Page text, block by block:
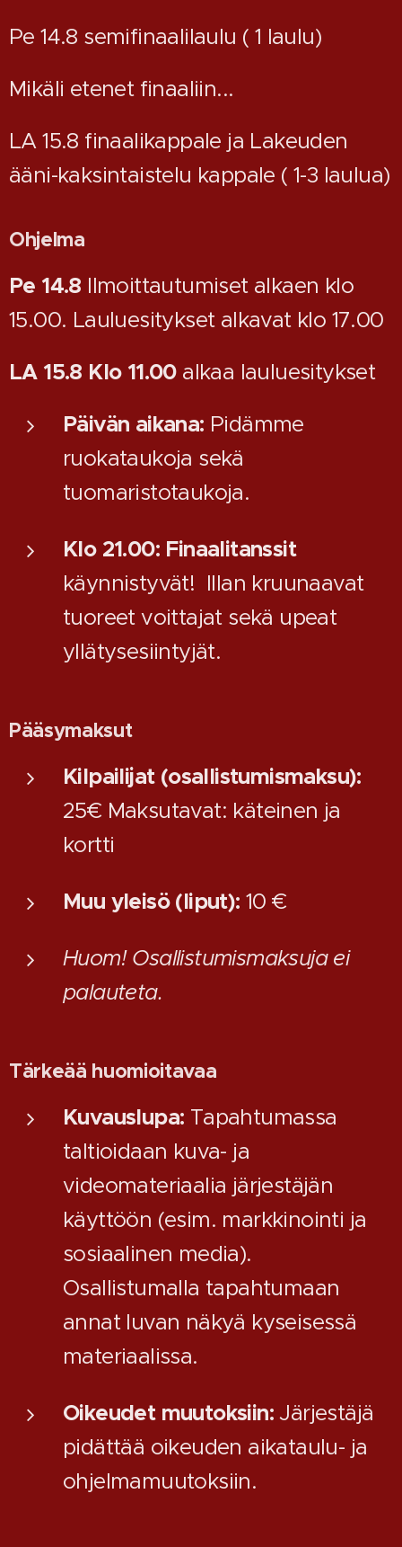
Pe 14.8 semifinaalilaulu ( 1 laulu)
Mikäli etenet finaaliin...
LA 15.8 finaalikappale ja Lakeuden
ääni-kaksintaistelu kappale ( 1-3 laulua)
Ohjelma
Pe 14.8 Ilmoittautumiset alkaen klo
15.00. Lauluesitykset alkavat klo 17.00
LA 15.8 Klo 11.00 alkaa lauluesitykset
Päivän aikana: Pidämme
ruokataukoja sekä
tuomaristotaukoja.
Klo 21.00: Finaalitanssit
käynnistyvät! Illan kruunaavat
tuoreet voittajat sekä upeat
yllätysesiintyjät.
Pääsymaksut
Kilpailijat (osallistumismaksu):
25€ Maksutavat: käteinen ja
kortti
Muu yleisö (liput): 10 €
Huom! Osallistumismaksuja ei
palauteta.
Tärkeää huomioitavaa
Kuvauslupa: Tapahtumassa
taltioidaan kuva- ja
videomateriaalia järjestäjän
käyttöön (esim. markkinointi ja
sosiaalinen media).
Osallistumalla tapahtumaan
annat luvan näkyä kyseisessä
materiaalissa.
Oikeudet muutoksiin: Järjestäjä
pidättää oikeuden aikataulu- ja
ohjelmamuutoksiin.